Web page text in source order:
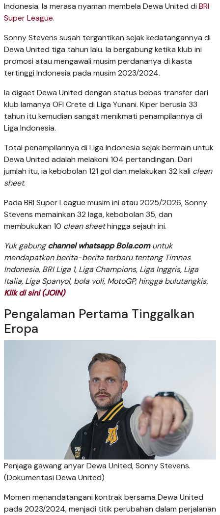
Indonesia. Ia merasa nyaman membela Dewa United di BRI
Super League.
Sonny Stevens susah tergantikan sejak kedatangannya di
Dewa United tiga tahun lalu. Ia bergabung ketika klub ini
promosi atau mengawali musim perdananya di kasta
tertinggi Indonesia pada musim 2023/2024.
Ia digaet Dewa United dengan status bebas transfer dari
klub lamanya OFI Crete di Liga Yunani. Kiper berusia 33
tahun itu kemudian sangat menikmati penampilannya di
Liga Indonesia.
Total penampilannya di Liga Indonesia sejak bermain untuk
Dewa United adalah melakoni 104 pertandingan. Dari
jumlah itu, ia kebobolan 121 gol dan melakukan 32 kali clean
sheet.
Pada BRI Super League musim ini atau 2025/2026, Sonny
Stevens memainkan 32 laga, kebobolan 35, dan
membukukan 10 clean sheethingga sejauh ini.
Yuk gabungchannel whatsapp Bola.comuntuk
mendapatkan berita-berita terbaru tentang Timnas
Indonesia, BRI Liga 1, Liga Champions, Liga Inggris, Liga
Italia, Liga Spanyol, bola voli, MotoGP, hingga bulutangkis.
Klik di sini (JOIN)
Pengalaman Pertama Tinggalkan
Eropa
Penjaga gawang anyar Dewa United, Sonny Stevens.
(Dokumentasi Dewa United)
Momen menandatangani kontrak bersama Dewa United
pada 2023/2024, menjadi titik perubahan dalam perjalanan